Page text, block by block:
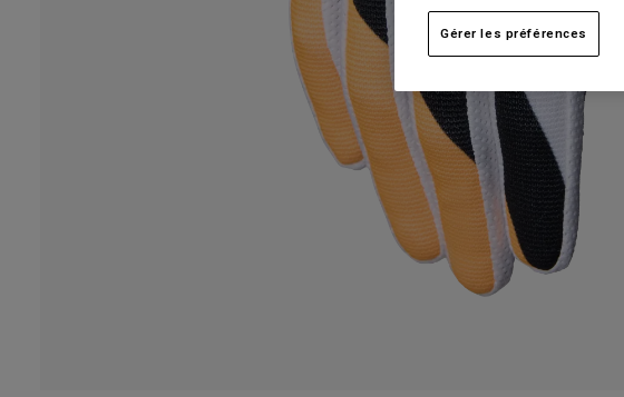
Gérer les préférences